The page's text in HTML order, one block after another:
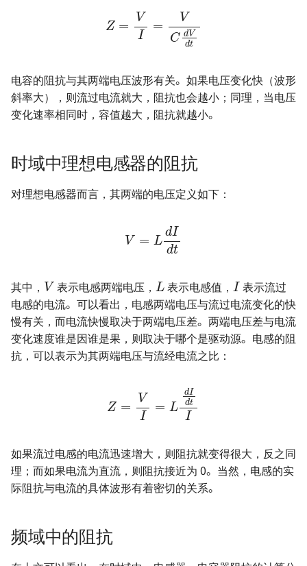
I= Vd
电容的阻抗与其两端电压波形有关。如果电压变化快（波形
斜率大），则流过电流就大，阻抗也会越小；同理，当电压
变化速率相同时，容值越大，阻抗就越小。
时域中理想电感器的阻抗
对理想电感器而言，其两端的电压定义如下：
Idt
其中， 表示电感两端电压， 表示电感值， 表示流过
电感的电流。可以看出，电感两端电压与流过电流变化的快
慢有关，而电流快慢取决于两端电压差。两端电压差与电流
变化速度谁是因谁是果，则取决于哪个是驱动源。电感的阻
抗，可以表示为其两端电压与流经电流之比：
I= dtI
如果流过电感的电流迅速增大，则阻抗就变得很大，反之同
理；而如果电流为直流，则阻抗接近为 0。当然，电感的实
际阻抗与电流的具体波形有着密切的关系。
频域中的阻抗